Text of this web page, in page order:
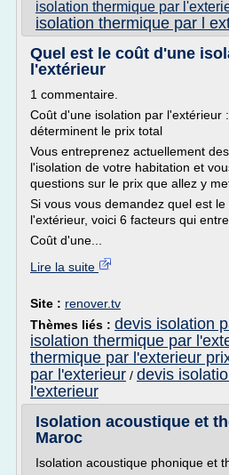
isolation thermique par
isolation thermique par l
Quel est le coût d'une
l'extérieur
1 commentaire.
Coût d'une isolation par l'extérieur
déterminent le prix total
Vous entreprenez actuellement
l'isolation de votre habitation et
questions sur le prix que allez y
Si vous vous demandez quel est
l'extérieur, voici 6 facteurs qui
Coût d'une...
Lire la suite
Site : renover.tv
Thèmes liés : devis isolation
isolation thermique par
thermique par l'exterieur
par l'exterieur / devis
l'exterieur
Isolation acoustique et
Maroc
Isolation acoustique phonique et